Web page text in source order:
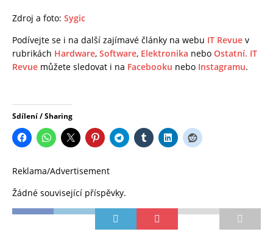
Zdroj a foto: Sygic
Podívejte se i na další zajímavé články na webu IT Revue v
rubrikách Hardware, Software, Elektronika nebo Ostatní. IT
Revue můžete sledovat i na Facebooku nebo Instagramu.
Sdílení / Sharing
Reklama/Advertisement
Žádné související příspěvky.